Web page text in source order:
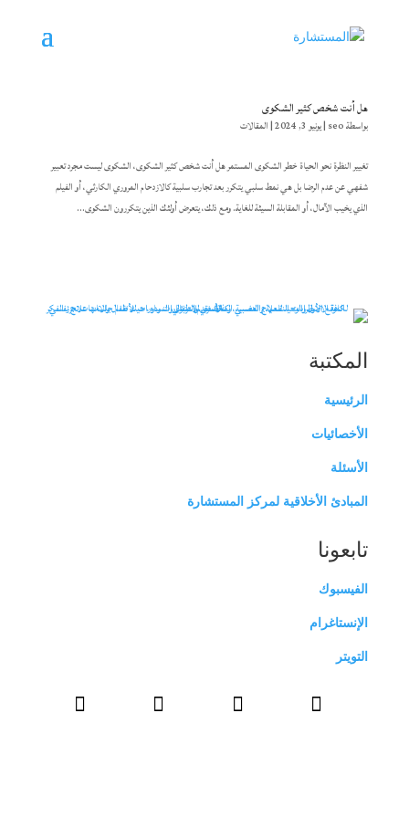
هل أنت شخص كثير الشكوى
بواسطةseo
|يونيو 3, 2024 |المقالات
تغيير النظرة نحو الحياة خطر الشكوى المستمر هل أنت شخص كثير الشكوى، الشكوى ليست مجرد تعبير
شفهي عن عدم الرضا بل هي نمط سلبي يتكرر بعد تجارب سلبية كالازدحام المروري الكارثي، أو الفيلم
الذي يخيب الآمال، أو المقابلة السيئة للغاية. ومع ذلك، يتعرض أولئك الذين يتكررون الشكوى...
المكتبة
الرئيسية
الأخصائيات
الأسئلة
المبادئ الأخلاقية لمركز المستشارة
تابعونا
الفيسبوك
الإنستاغرام
التويتر
   